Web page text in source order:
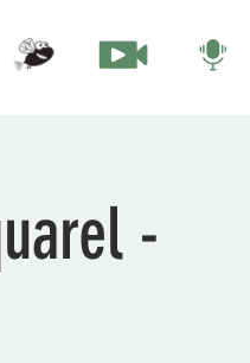
-